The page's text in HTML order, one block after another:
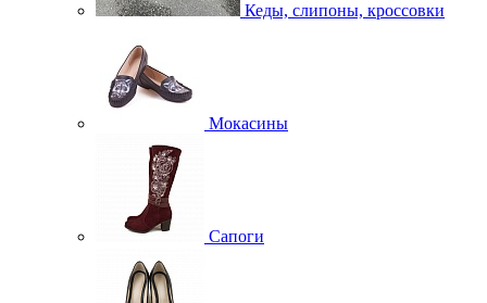
Кеды, слипоны, кроссовки
Мокасины
Сапоги